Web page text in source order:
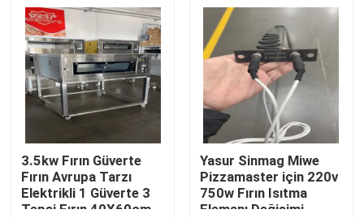
Hakkımızda
Kişiler
Ürünler
videolar
3.5kw Fırın Güverte
Fırın Avrupa Tarzı
Elektrikli 1 Güverte 3
Tepsi Fırın 40X60cm
Yasur Sinmag Miwe
Pizzamaster için 220v
750w Fırın Isıtma
Elemanı Değişimi